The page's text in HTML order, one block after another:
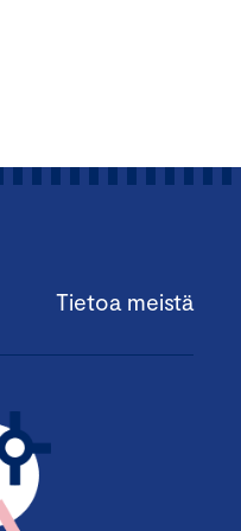
Tietoa meistä